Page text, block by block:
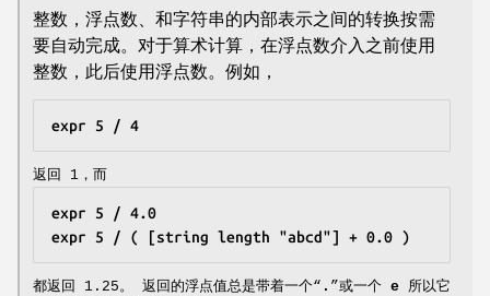
整数，浮点数、和字符串的内部表示之间的转换按需
要自动完成。对于算术计算，在浮点数介入之前使用
整数，此后使用浮点数。例如，
expr 5 / 4
返回 1，而
expr 5 / 4.0
expr 5 / ( [string length "abcd"] + 0.0 )
都返回 1.25。 返回的浮点值总是带着一个“ . ”或一个 e 所以它